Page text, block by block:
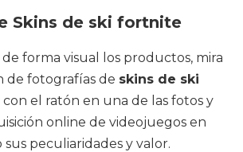
Skins de ski fortnite
forma visual los productos, mira
fotografías de skins de ski
con el ratón en una de las fotos y
online de videojuegos en
peculiaridades y valor.